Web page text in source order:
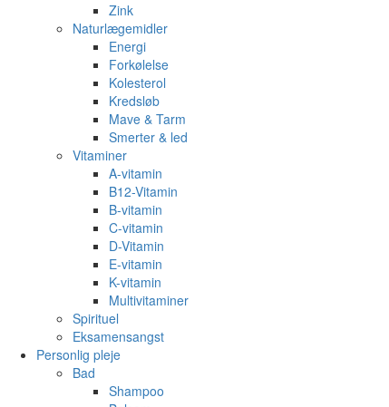
Zink
Naturlægemidler
Energi
Forkølelse
Kolesterol
Kredsløb
Mave & Tarm
Smerter & led
Vitaminer
A-vitamin
B12-Vitamin
B-vitamin
C-vitamin
D-Vitamin
E-vitamin
K-vitamin
Multivitaminer
Spirituel
Eksamensangst
Personlig pleje
Bad
Shampoo